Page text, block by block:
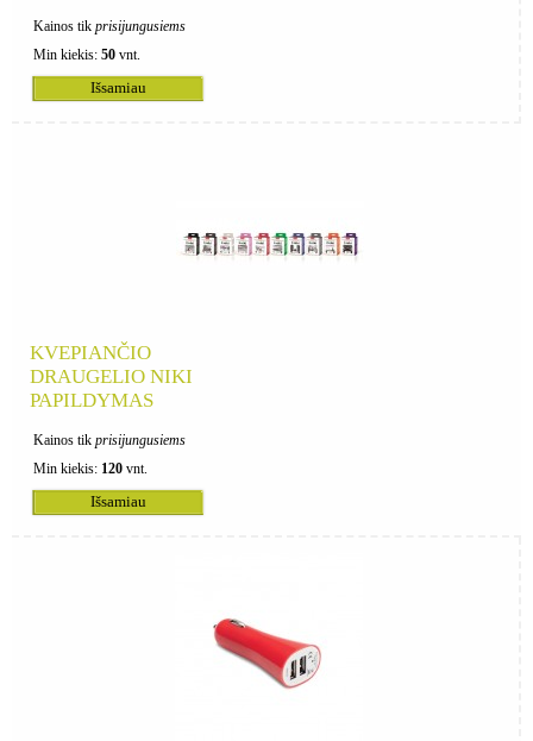
Kainos tik prisijungusiems
Min kiekis: 50 vnt.
Išsamiau
KVEPIANČIO
DRAUGELIO NIKI
PAPILDYMAS
Kainos tik prisijungusiems
Min kiekis: 120 vnt.
Išsamiau